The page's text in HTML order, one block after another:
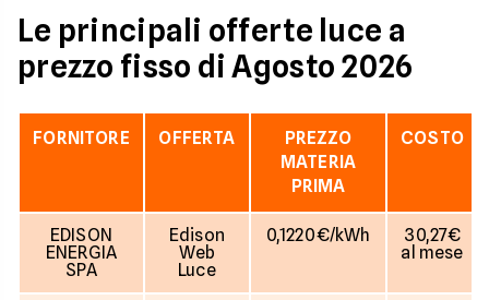
Le principali offerte luce a
prezzo fisso di Agosto 2026
FORNITORE OFFERTA
PREZZO
MATERIA
PRIMA
COSTO
EDISON
ENERGIA
SPA
Edison
Web
Luce
0,1220€/kWh
30,27€
al mese